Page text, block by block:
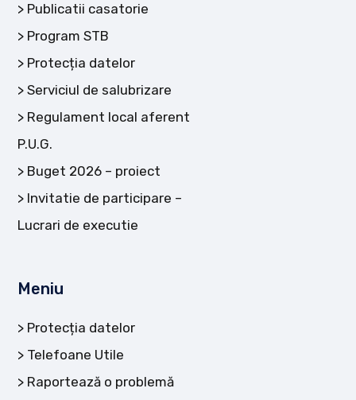
Publicatii casatorie
Program STB
Protecția datelor
Serviciul de salubrizare
Regulament local aferent
P.U.G.
Buget 2026 – proiect
Invitatie de participare –
Lucrari de executie
Meniu
Protecția datelor
Telefoane Utile
Raportează o problemă